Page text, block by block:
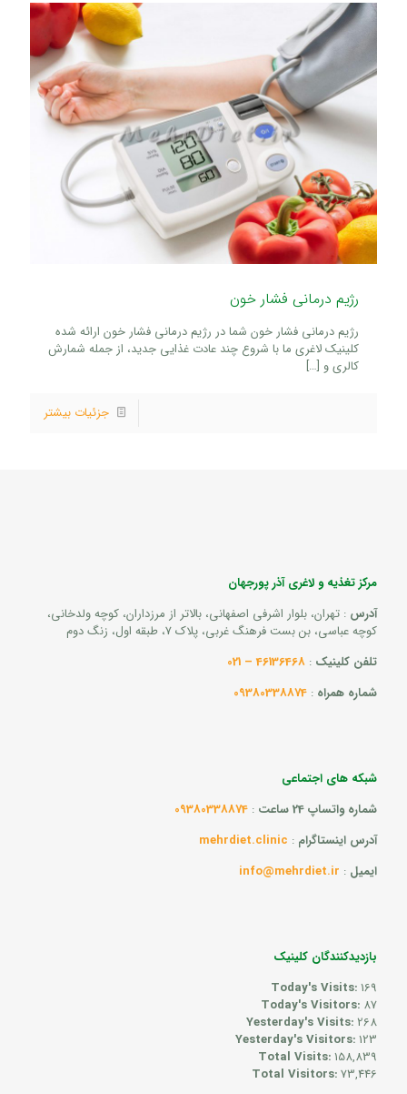
رژیم درمانی فشار خون
رژیم درمانی فشار خون شما در رژیم درمانی فشار خون ارائه شده
کلینیک لاغری ما با شروع چند عادت غذایی جدید، از جمله شمارش
کالری و […]
جزئیات بیشتر
مرکز تغذیه و لاغری آذر پورجهان
آدرس : تهران، بلوار اشرفی اصفهانی، بالاتر از مرزداران، کوچه ولدخانی،
کوچه عباسی، بن بست فرهنگ غربی، پلاک 7، طبقه اول، زنگ دوم
تلفن کلینیک :
46136468 – 021
شماره همراه :
09380338874
شبکه های اجتماعی
شماره واتساپ 24 ساعت
:
09380338874
آدرس اینستاگرام :
mehrdiet.clinic
ایمیل :
info@mehrdiet.ir
بازدیدکنندگان کلینیک
Today's Visits:169
Today's Visitors: 87
Yesterday's Visits:268
Yesterday's Visitors:123
Total Visits:158,839
Total Visitors:73,446